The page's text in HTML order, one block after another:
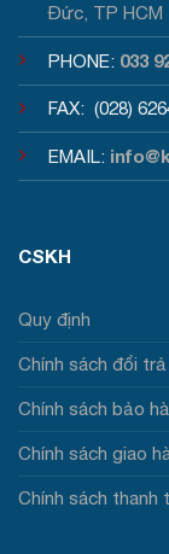
Đức, TP HCM
PHONE: 033
FAX: (028)
EMAIL:
CSKH
Quy định
Chính sách đổi trả
Chính sách bảo
Chính sách giao
Chính sách thanh